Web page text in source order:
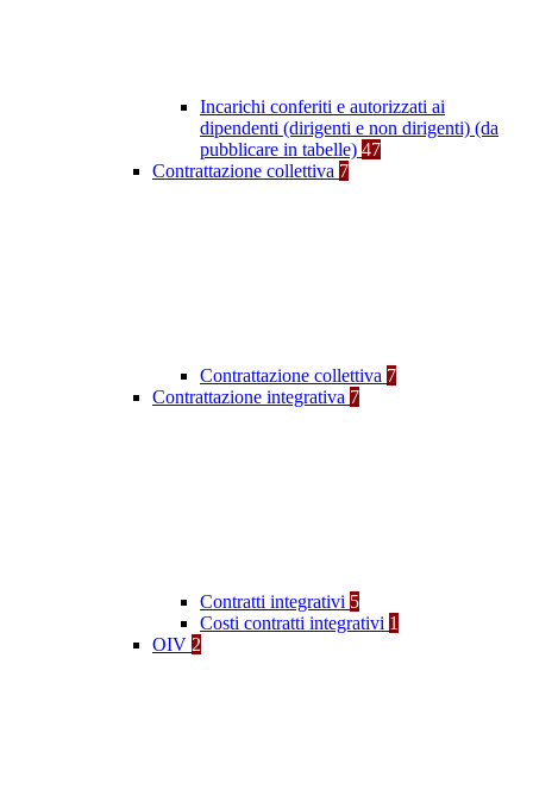
Incarichi conferiti e autorizzati ai
dipendenti (dirigenti e non dirigenti) (da
pubblicare in tabelle) 47
Contrattazione collettiva 7
Contrattazione collettiva 7
Contrattazione integrativa 7
Contratti integrativi 5
Costi contratti integrativi 1
OIV 2